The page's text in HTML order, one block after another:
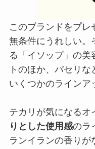
このブランドをプレ
無条件にうれしい。
る「イソップ」の美
トのほか、パセリ
いくつかのラインア
テカリが気になるオ
りとした使用感のラ
ランイランの香りが